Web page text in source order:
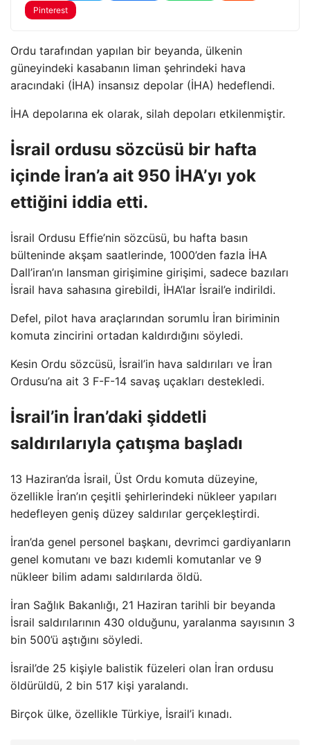
Pinterest
Ordu tarafından yapılan bir beyanda, ülkenin
güneyindeki kasabanın liman şehrindeki hava
aracındaki (İHA) insansız depolar (İHA) hedeflendi.
İHA depolarına ek olarak, silah depoları etkilenmiştir.
İsrail ordusu sözcüsü bir hafta
içinde İran’a ait 950 İHA’yı yok
ettiğini iddia etti.
İsrail Ordusu Effie’nin sözcüsü, bu hafta basın
bülteninde akşam saatlerinde, 1000’den fazla İHA
Dall’iran’ın lansman girişimine girişimi, sadece bazıları
İsrail hava sahasına girebildi, İHA’lar İsrail’e indirildi.
Defel, pilot hava araçlarından sorumlu İran biriminin
komuta zincirini ortadan kaldırdığını söyledi.
Kesin Ordu sözcüsü, İsrail’in hava saldırıları ve İran
Ordusu’na ait 3 F-F-14 savaş uçakları destekledi.
İsrail’in İran’daki şiddetli
saldırılarıyla çatışma başladı
13 Haziran’da İsrail, Üst Ordu komuta düzeyine,
özellikle İran’ın çeşitli şehirlerindeki nükleer yapıları
hedefleyen geniş düzey saldırılar gerçekleştirdi.
İran’da genel personel başkanı, devrimci gardiyanların
genel komutanı ve bazı kıdemli komutanlar ve 9
nükleer bilim adamı saldırılarda öldü.
İran Sağlık Bakanlığı, 21 Haziran tarihli bir beyanda
İsrail saldırılarının 430 olduğunu, yaralanma sayısının 3
bin 500’ü aştığını söyledi.
İsrail’de 25 kişiyle balistik füzeleri olan İran ordusu
öldürüldü, 2 bin 517 kişi yaralandı.
Birçok ülke, özellikle Türkiye, İsrail’i kınadı.